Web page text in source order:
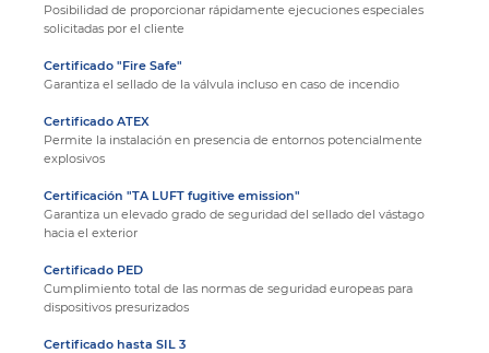
Posibilidad de proporcionar rápidamente ejecuciones especiales
solicitadas por el cliente
Certificado "Fire Safe"
Garantiza el sellado de la válvula incluso en caso de incendio
Certificado ATEX
Permite la instalación en presencia de entornos potencialmente
explosivos
Certificación "TA LUFT fugitive emission"
Garantiza un elevado grado de seguridad del sellado del vástago
hacia el exterior
Certificado PED
Cumplimiento total de las normas de seguridad europeas para
dispositivos presurizados
Certificado hasta SIL 3